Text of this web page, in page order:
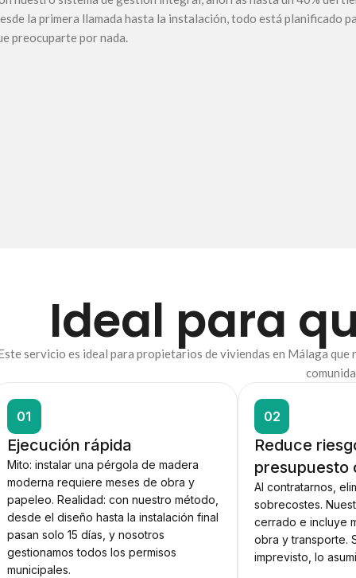
la primera llamada hasta la instalación, todo está planificado
preocuparte por nada.
Ideal para
servicio es ideal para propietarios de viviendas en Málaga
01
Ejecución rápida
Mito: instalar una pérgola de madera
moderna requiere meses de obra y
papeleo. Realidad: con nuestro método,
desde el diseño hasta la instalación final
pasan solo 15 días, y nosotros
gestionamos todos los permisos
municipales.
02
Reduce
presupuesto
Al contratarnos,
sobrecostes.
cerrado e incluye
obra y transporte.
imprevisto, lo